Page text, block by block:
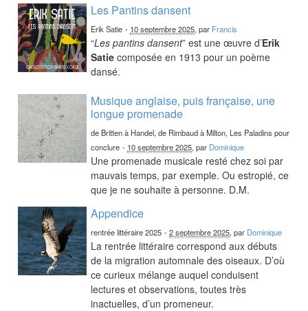
Les Pantins dansent
Erik Satie - 10 septembre 2025, par Francis
“Les pantins dansent” est une œuvre d’Erik
Satie composée en 1913 pour un poème
dansé.
Musique anglaise, puis française, une
longue promenade
de Britten à Handel, de Rimbaud à Milton, Les Paladins pour
conclure - 10 septembre 2025, par Dominique
Une promenade musicale resté chez soi par
mauvais temps, par exemple. Ou estropié, ce
que je ne souhaite à personne. D.M.
Appendice
rentrée littéraire 2025 -2 septembre 2025, par Dominique
La rentrée littéraire correspond aux débuts
de la migration automnale des oiseaux. D’où
ce curieux mélange auquel conduisent
lectures et observations, toutes très
inactuelles, d’un promeneur.